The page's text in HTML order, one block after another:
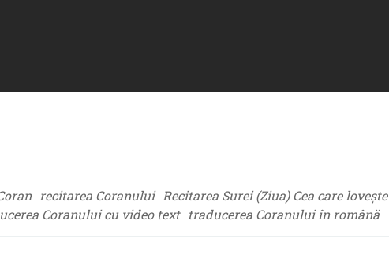
recitarea Coranului Recitarea Surei (Ziua) Cea care lovește
Coranului cu video text traducerea Coranului în română